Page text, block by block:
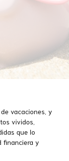
vacaciones, y
vividos,
que lo
financiera y